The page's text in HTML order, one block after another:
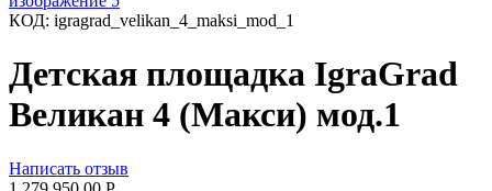
КОД: igragrad_velikan_4_maksi_mod_1
Детская площадка IgraGrad
Великан 4 (Макси) мод.1
Написать отзыв